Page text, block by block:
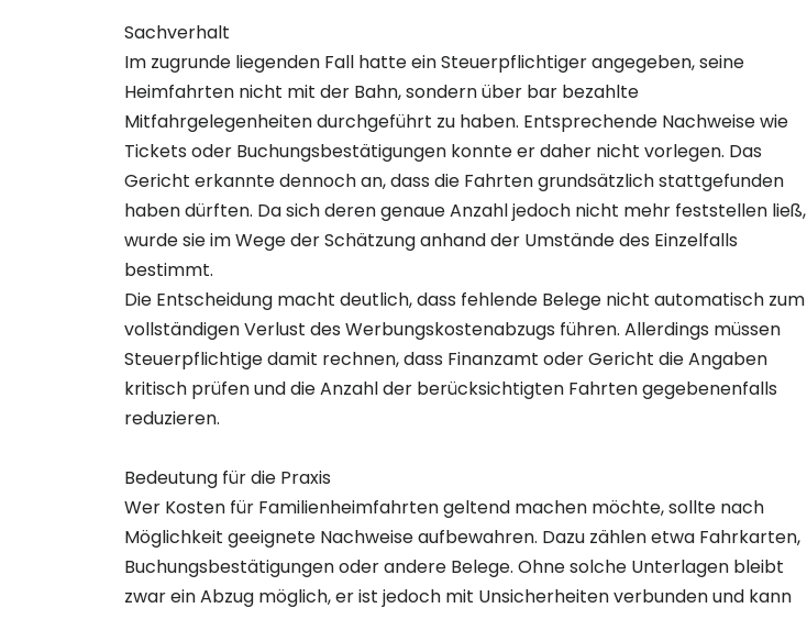
Sachverhalt
Im zugrunde liegenden Fall hatte ein Steuerpflichtiger angegeben, seine
Heimfahrten nicht mit der Bahn, sondern über bar bezahlte
Mitfahrgelegenheiten durchgeführt zu haben. Entsprechende Nachweise wie
Tickets oder Buchungsbestätigungen konnte er daher nicht vorlegen. Das
Gericht erkannte dennoch an, dass die Fahrten grundsätzlich stattgefunden
haben dürften. Da sich deren genaue Anzahl jedoch nicht mehr feststellen ließ,
wurde sie im Wege der Schätzung anhand der Umstände des Einzelfalls
bestimmt.
Die Entscheidung macht deutlich, dass fehlende Belege nicht automatisch zum
vollständigen Verlust des Werbungskostenabzugs führen. Allerdings müssen
Steuerpflichtige damit rechnen, dass Finanzamt oder Gericht die Angaben
kritisch prüfen und die Anzahl der berücksichtigten Fahrten gegebenenfalls
reduzieren.
Bedeutung für die Praxis
Wer Kosten für Familienheimfahrten geltend machen möchte, sollte nach
Möglichkeit geeignete Nachweise aufbewahren. Dazu zählen etwa Fahrkarten,
Buchungsbestätigungen oder andere Belege. Ohne solche Unterlagen bleibt
zwar ein Abzug möglich, er ist jedoch mit Unsicherheiten verbunden und kann